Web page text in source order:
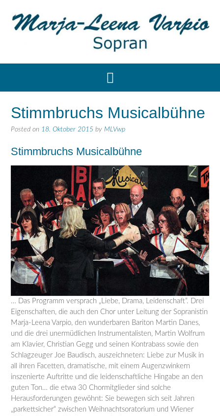
Stimmbruchs Musicalbühne
Posted on 18. Oktober 2015 by MLVwp
Stimmbruchs Musicalbühne
… Das Programm versprach „Liebe, Drama, Leidenschaft“. Drei
Eigenschaften, die auch den Chor unter Leitung der Sopranistin
Marja-Leena Varpio, den wunderbaren Bariton Martin Danes,
und die drei unermüdlichen Instrumentalisten, Martin Wolfrum
am Klavier, Christian Gegg und seinen Kontrabass sowie den
Schlagzeuger Joe Baudisch, auszeichneten: Liebe zur Musik in
all ihren Facetten, dramatische, mit einem Augenzwinkern
inszenierte Auftritte und die leidenschaftliche Hingabe an den
guten Ton… die etwa 30 Chormitglieder sind solche
Herausforderungen gewöhnt: Sie bewegen sich seit Jahren
„parkettsicher“ zwischen Weihnachtsoratorium und Wiener